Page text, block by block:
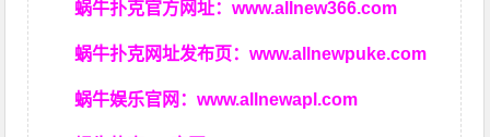
蜗牛扑克官方网址：www.allnew366.com
蜗牛扑克网址发布页：www.allnewpuke.com
蜗牛娱乐官网：www.allnewapl.com